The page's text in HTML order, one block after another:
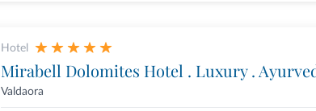
Hotel
Mirabell Dolomites Hotel . Luxury .
Valdaora